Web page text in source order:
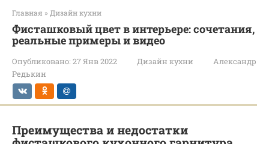
Главная » Дизайн кухни
Фисташковый цвет в интерьере: сочетания,
реальные примеры и видео
Опубликовано: 27 Янв 2022 Дизайн кухни
Александр
Редькин
Преимущества и недостатки